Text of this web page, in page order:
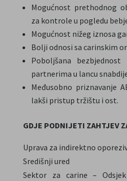
Mogućnost prethodnog
za kontrole u pogledu
Mogućnost nižeg iznosa
Bolji odnosi sa carinskim
Poboljšana
partnerima u lancu
Međusobno priznavanje
lakši pristup tržištu i ost.
GDJE PODNIJETI ZAHTJEV
Uprava za indirektno
Središnji ured
Sektor za carine –